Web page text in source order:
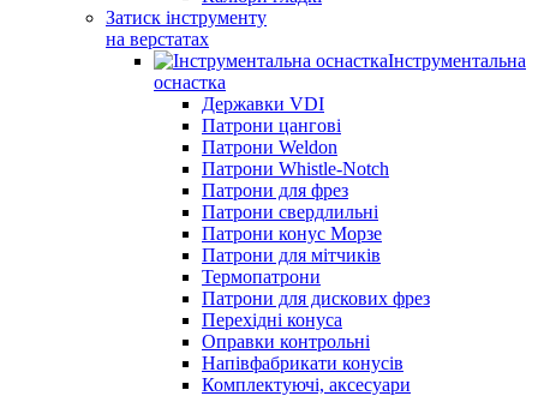
Затиск інструменту
на верстатах
Інструментальна
оснастка
Державки VDI
Патрони цангові
Патрони Weldon
Патрони Whistle-Notch
Патрони для фрез
Патрони свердлильні
Патрони конус Морзе
Патрони для мітчиків
Термопатрони
Патрони для дискових фрез
Перехідні конуса
Оправки контрольні
Напівфабрикати конусів
Комплектуючі, аксесуари